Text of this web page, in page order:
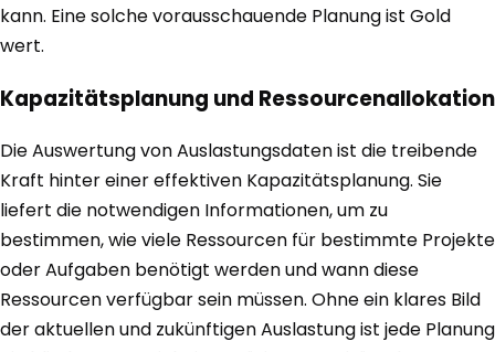
kann. Eine solche vorausschauende Planung ist Gold
wert.
Kapazitätsplanung und Ressourcenallokation
Die Auswertung von Auslastungsdaten ist die treibende
Kraft hinter einer effektiven Kapazitätsplanung. Sie
liefert die notwendigen Informationen, um zu
bestimmen, wie viele Ressourcen für bestimmte Projekte
oder Aufgaben benötigt werden und wann diese
Ressourcen verfügbar sein müssen. Ohne ein klares Bild
der aktuellen und zukünftigen Auslastung ist jede Planung